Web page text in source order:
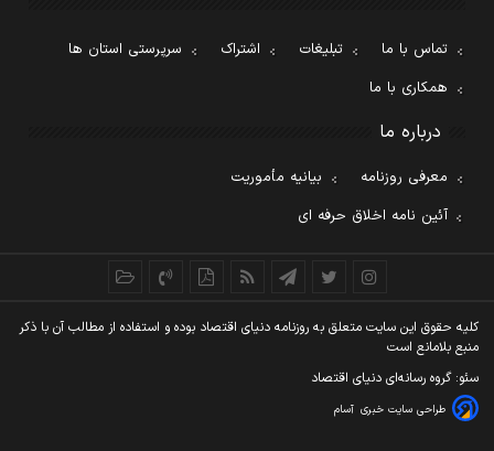
تماس با ما تبلیغات اشتراک
سرپرستی استان ها
همکاری با ما
درباره ما
معرفی روزنامه
بیانیه مأموریت
آئین نامه اخلاق حرفه ای
کليه حقوق اين سايت متعلق به روزنامه دنيای اقتصاد بوده و استفاده از مطالب آن با ذکر
منبع بلامانع است
سئو: گروه رسانه‌ای دنیای اقتصاد
طراحی سایت خبری آسام